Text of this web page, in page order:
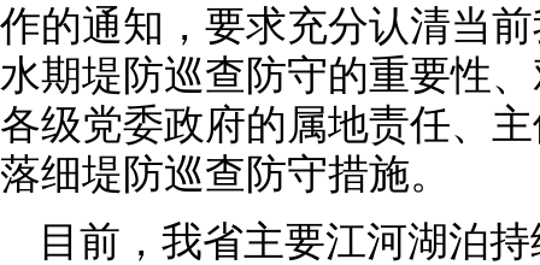
作的通知，要求充分认清当
水期堤防巡查防守的重要性
各级党委政府的属地责任、
落细堤防巡查防守措施。
目前，我省主要江河湖泊